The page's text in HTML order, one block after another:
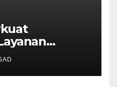
Tanah
Hadir Melalui